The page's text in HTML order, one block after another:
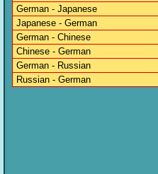
German - Japanese
Japanese - German
German - Chinese
Chinese - German
German - Russian
Russian - German